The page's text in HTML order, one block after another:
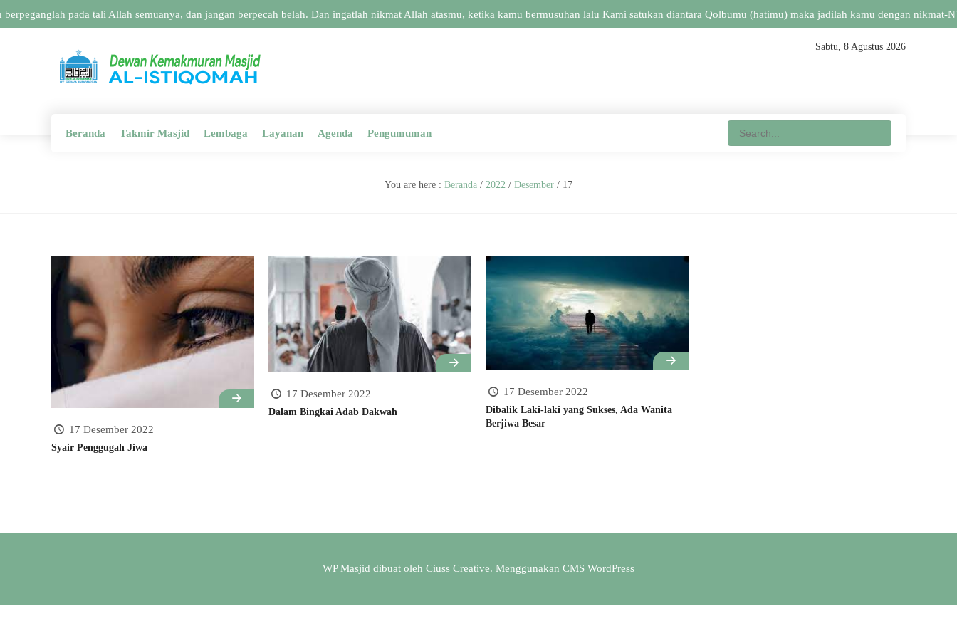
pada tali Allah semuanya, dan jangan berpecah belah. Dan ingatlah nikmat Allah atasmu, ketika kamu bermusuhan lalu Kami satukan diantara Qolbumu (hatimu) maka jadilah kamu dengan nikmat-
Sabtu, 8 Agustus 2026
Beranda Takmir Masjid Lembaga Layanan Agenda Pengumuman
You are here : Beranda / 2022 / Desember / 17
17 Desember 2022
Syair Penggugah Jiwa
17 Desember 2022
Dalam Bingkai Adab Dakwah
17 Desember 2022
Dibalik Laki-laki yang Sukses, Ada Wanita
Berjiwa Besar
WP Masjid dibuat oleh Ciuss Creative. Menggunakan CMS WordPress